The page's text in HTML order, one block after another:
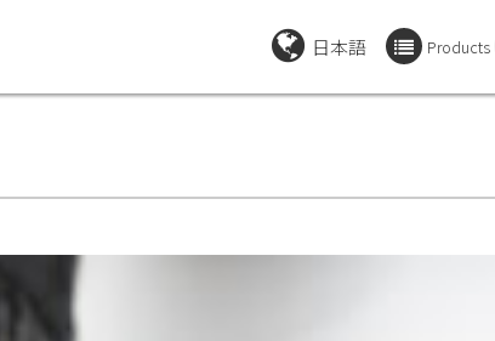
日本語 Products